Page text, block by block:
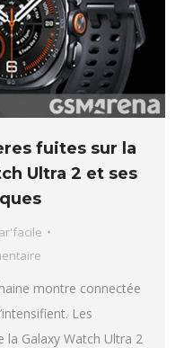
fuites sur la
Ultra 2 et ses
montre connectée
Les
la Galaxy Watch Ultra 2